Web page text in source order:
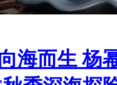
海而生 杨